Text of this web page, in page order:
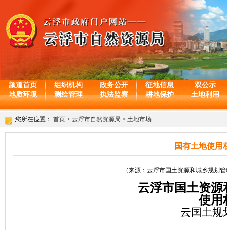
频道首页 组织机构 政务公开 征地信息
双公示
地质环境
测绘管理 执法监察 耕地保护 土地利用
您所在位置： 首页 > 云浮市自然资源局 > 土地市场
国有土地使用
（来源：云浮市国土资源和城乡规划
云浮市国土资
使用
云国土规